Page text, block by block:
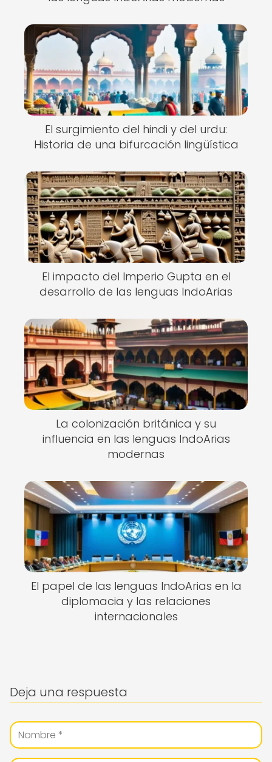
El surgimiento del hindi y del urdu:
Historia de una bifurcación lingüística
El impacto del Imperio Gupta en el
desarrollo de las lenguas IndoArias
La colonización británica y su
influencia en las lenguas IndoArias
modernas
El papel de las lenguas IndoArias en la
diplomacia y las relaciones
internacionales
Deja una respuesta